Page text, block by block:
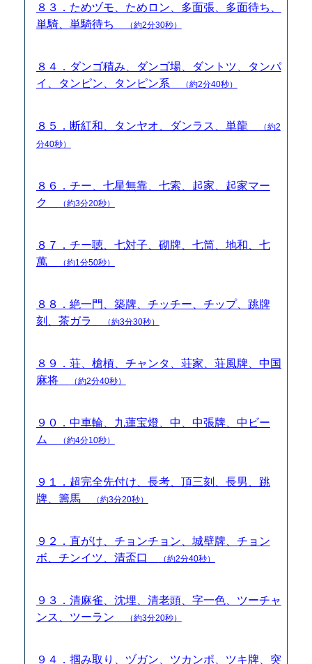
８３．ためヅモ、ためロン、多面張、多面待ち、
単騎、単騎待ち
（約2分30秒）
８４．ダンゴ積み、ダンゴ場、ダントツ、タンパ
イ、タンピン、タンピン系
（約2分40秒）
８５．断紅和、タンヤオ、ダンラス、単龍
（約2
分40秒）
８６．チー、七星無靠、七索、起家、起家マー
ク
（約3分20秒）
８７．チー聴、七対子、砌牌、七筒、地和、七
萬
（約1分50秒）
８８．絶一門、築牌、チッチー、チップ、跳牌
刻、茶ガラ
（約3分30秒）
８９．荘、槍槓、チャンタ、荘家、荘風牌、中国
麻将
（約2分40秒）
９０．中車輪、九蓮宝燈、中、中張牌、中ビー
ム
（約4分10秒）
９１．超完全先付け、長考、頂三刻、長男、跳
牌、籌馬
（約3分20秒）
９２．直がけ、チョンチョン、城壁牌、チョン
ボ、チンイツ、清盃口
（約2分40秒）
９３．清麻雀、沈埋、清老頭、字一色、ツーチャ
ンス、ツーラン
（約3分20秒）
９４．掴み取り、ヅガン、ツカンポ、ツキ牌、突